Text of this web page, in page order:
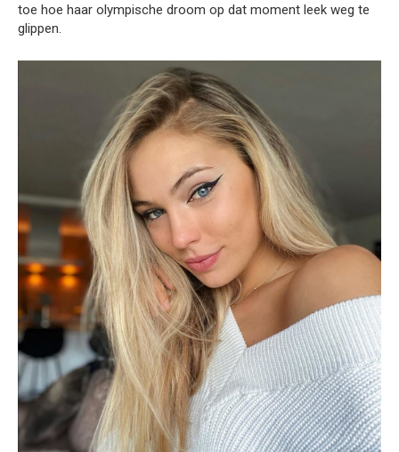
toe hoe haar olympische droom op dat moment leek weg te
glippen.